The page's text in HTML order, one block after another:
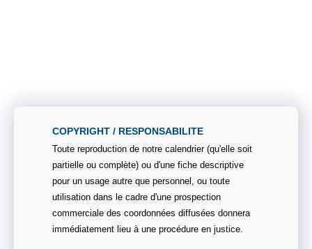
COPYRIGHT / RESPONSABILITE
Toute reproduction de notre calendrier (qu'elle soit
partielle ou complète) ou d'une fiche descriptive
pour un usage autre que personnel, ou toute
utilisation dans le cadre d'une prospection
commerciale des coordonnées diffusées donnera
immédiatement lieu à une procédure en justice.